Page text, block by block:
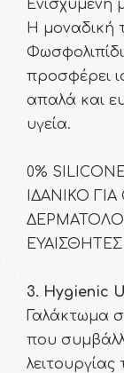
Ενισχυμένη
H μοναδική
προσφέρει
απαλά και
υγεία.
0%
ΙΔΑΝΙΚΟ
3. Hygienic
Γαλάκτωμα
που